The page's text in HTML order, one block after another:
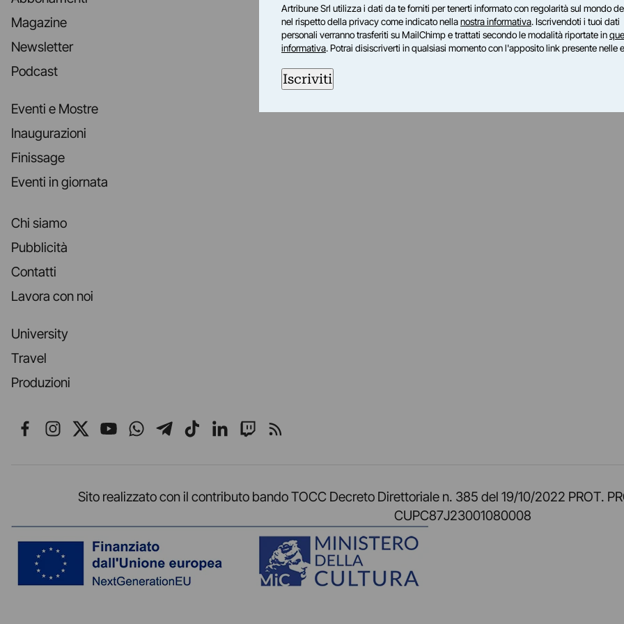
Magazine
Newsletter
Podcast
Eventi e Mostre
Inaugurazioni
Finissage
Eventi in giornata
Chi siamo
Pubblicità
Contatti
Lavora con noi
University
Travel
Produzioni
Seguici su Facebook
Seguici su Instagram
Seguici su X
Seguici su YouTube
Seguici su WhatsApp
Seguici su Telegram
Seguici su TikTok
Seguici su LinkedIn
Seguici su Twitch
Seguici su Rss
Sito realizzato con il contributo bando TOCC Decreto Direttoriale n. 385 del 19/10/2022 PROT.
CUPC87J23001080008
Artribune Srl utilizza i dati da te forniti per tenerti informato con regolarità sul mondo
nel rispetto della privacy come indicato nellanostra informativa. Iscrivendoti i tuoi dati
personali verranno trasferiti su MailChimp e trattati secondo le modalità riportate in
informativa. Potrai disiscriverti in qualsiasi momento con l'apposito link presente nelle
Iscriviti